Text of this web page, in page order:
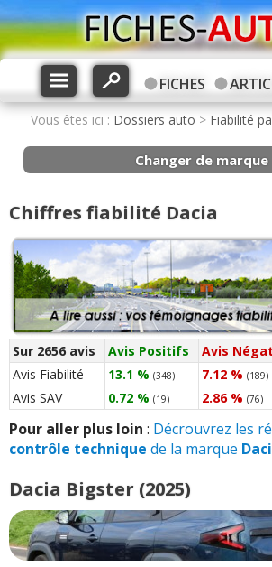
FICHES
Vous êtes ici : Dossiers auto > Fiabilité
Changer de marque
Chiffres fiabilité Dacia
Sur 2656 avis Avis Positifs Avis
Avis Fiabilité
13.1 % (348) 7.12 % (189)
Avis SAV 0.72 % (19) 2.86 % (76)
Pour aller plus loin : Décrouvrez les
contrôle technique de la marque
Dacia Bigster (2025)